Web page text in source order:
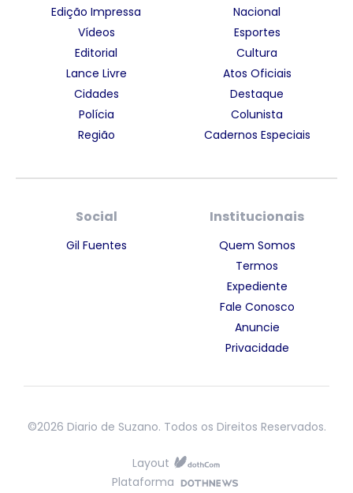
Edição Impressa
Vídeos
Editorial
Lance Livre
Cidades
Polícia
Região
Nacional
Esportes
Cultura
Atos Oficiais
Destaque
Colunista
Cadernos Especiais
Social
Gil Fuentes
Institucionais
Quem Somos
Termos
Expediente
Fale Conosco
Anuncie
Privacidade
©2026 Diario de Suzano. Todos os Direitos Reservados.
Layout
Plataforma